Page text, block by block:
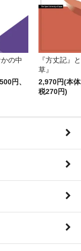
の中
円、
『方丈記』
草』
2,970円(本
税270円)